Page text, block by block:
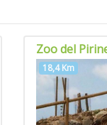
Zoo del
18,4 Km